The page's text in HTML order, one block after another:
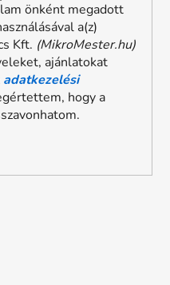
önként megadott
a(z)
Kft. (MikroMester.hu)
ajánlatokat
adatkezelési
hogy a